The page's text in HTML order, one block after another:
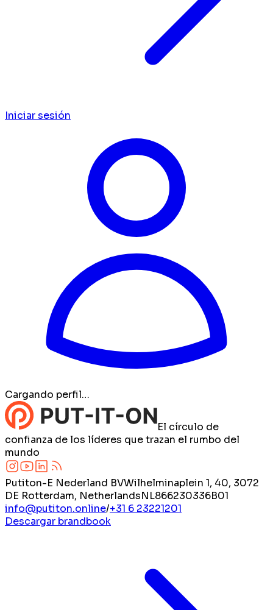
Iniciar sesión
Cargando perfil…
El círculo de
confianza de los líderes que trazan el rumbo del
mundo
Putiton-E Nederland BVWilhelminaplein 1, 40, 3072
DE Rotterdam, NetherlandsNL866230336B01
info@putiton.online/+31 6 23221201
Descargar brandbook